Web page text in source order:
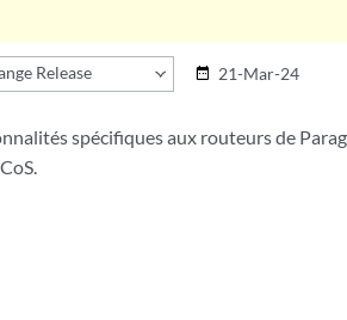
Release date_range 21-Mar-24
spécifiques aux routeurs de